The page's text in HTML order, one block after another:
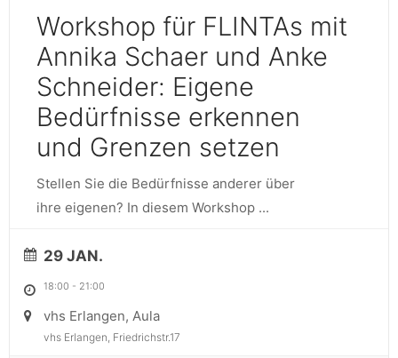
Workshop für FLINTAs mit
Annika Schaer und Anke
Schneider: Eigene
Bedürfnisse erkennen
und Grenzen setzen
Stellen Sie die Bedürfnisse anderer über
ihre eigenen? In diesem Workshop ...
29 JAN.
18:00 - 21:00
vhs Erlangen, Aula
vhs Erlangen, Friedrichstr.17